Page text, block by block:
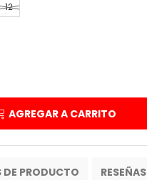
12
AGREGAR A CARRITO
DE PRODUCTO RESEÑAS